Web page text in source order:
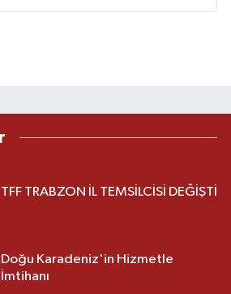
TFF TRABZON İL TEMSİLCİSİ DEĞİŞTİ
Doğu Karadeniz'in Hizmetle
İmtihanı